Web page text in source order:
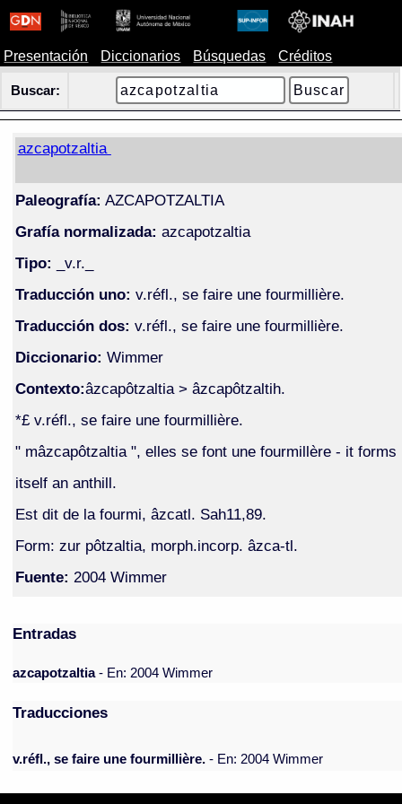
Presentación Diccionarios Búsquedas Créditos
Buscar:
azcapotzaltia
Paleografía: AZCAPOTZALTIA
Grafía normalizada: azcapotzaltia
Tipo: _v.r._
Traducción uno: v.réfl., se faire une fourmillière.
Traducción dos: v.réfl., se faire une fourmillière.
Diccionario: Wimmer
Contexto:âzcapôtzaltia > âzcapôtzaltih.
*£ v.réfl., se faire une fourmillière.
" mâzcapôtzaltia ", elles se font une fourmillère - it forms
itself an anthill.
Est dit de la fourmi, âzcatl. Sah11,89.
Form: zur pôtzaltia, morph.incorp. âzca-tl.
Fuente: 2004 Wimmer
Entradas
azcapotzaltia- En: 2004 Wimmer
Traducciones
v.réfl., se faire une fourmillière. - En: 2004 Wimmer